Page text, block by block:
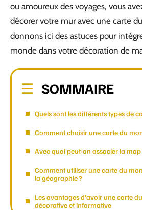
ou amoureux des voyages, vous
décorer votre mur avec une carte
donnons ici des astuces pour
monde dans votre décoration de
SOMMAIRE
Quels sont les différents types de
Comment choisir une carte du
Avec quoi peut-on associer la
Comment utiliser une carte du
la géographie ?
Les avantages d’avoir une carte
décorative et informative